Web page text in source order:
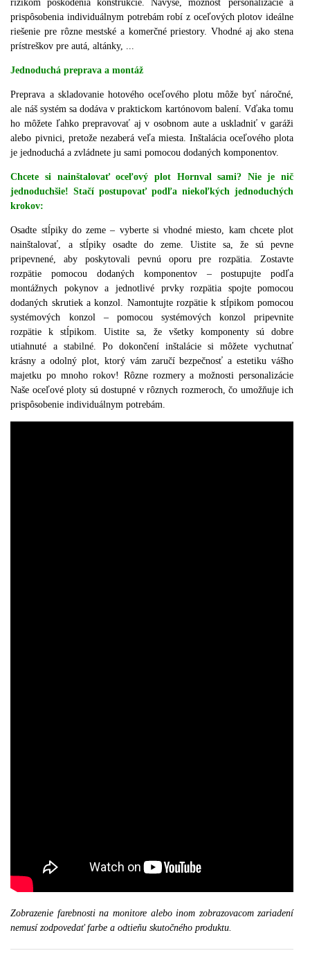
rizikom poškodenia konštrukcie. Navyše, možnosť personalizácie a
prispôsobenia individuálnym potrebám robí z oceľových plotov ideálne
riešenie pre rôzne mestské a komerčné priestory. Vhodné aj ako stena
prístreškov pre autá, altánky, ...
Jednoduchá preprava a montáž
Preprava a skladovanie hotového oceľového plotu môže byť náročné,
ale náš systém sa dodáva v praktickom kartónovom balení. Vďaka tomu
ho môžete ľahko prepravovať aj v osobnom aute a uskladniť v garáži
alebo pivnici, pretože nezaberá veľa miesta. Inštalácia oceľového plota
je jednoduchá a zvládnete ju sami pomocou dodaných komponentov.
Chcete si nainštalovať oceľový plot Hornval sami? Nie je nič
jednoduchšie! Stačí postupovať podľa niekoľkých jednoduchých
krokov:
Osadte stĺpiky do zeme – vyberte si vhodné miesto, kam chcete plot
nainštalovať, a stĺpiky osadte do zeme. Uistite sa, že sú pevne
pripevnené, aby poskytovali pevnú oporu pre rozpätia. Zostavte
rozpätie pomocou dodaných komponentov – postupujte podľa
montážnych pokynov a jednotlivé prvky rozpätia spojte pomocou
dodaných skrutiek a konzol. Namontujte rozpätie k stĺpikom pomocou
systémových konzol – pomocou systémových konzol pripevnite
rozpätie k stĺpikom. Uistite sa, že všetky komponenty sú dobre
utiahnuté a stabilné. Po dokončení inštalácie si môžete vychutnať
krásny a odolný plot, ktorý vám zaručí bezpečnosť a estetiku vášho
majetku po mnoho rokov! Rôzne rozmery a možnosti personalizácie
Naše oceľové ploty sú dostupné v rôznych rozmeroch, čo umožňuje ich
prispôsobenie individuálnym potrebám.
Zobrazenie farebnosti na monitore alebo inom zobrazovacom zariadení
nemusí zodpovedať farbe a odtieňu skutočného produktu.